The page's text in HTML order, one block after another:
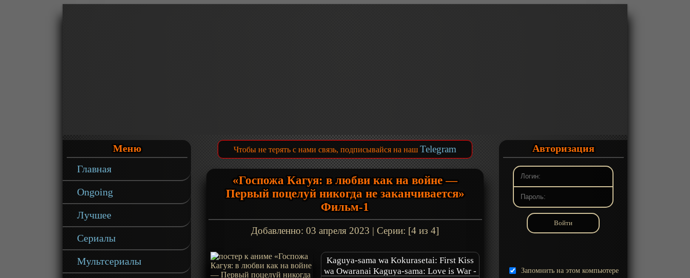
Меню
Главная
Ongoing
Лучшее
Сериалы
Мультсериалы
Чтобы не терять с нами связь, подписывайся на наш Telegram
«Госпожа Кагуя: в любви как на войне —
Первый поцелуй никогда не заканчивается»
Фильм-1
Добавленно: 03 апреля 2023 | Серии: [4 из 4]
Kaguya-sama wa Kokurasetai: First Kiss
wa Owaranai Kaguya-sama: Love is War -
Авторизация
Запомнить на этом компьютере